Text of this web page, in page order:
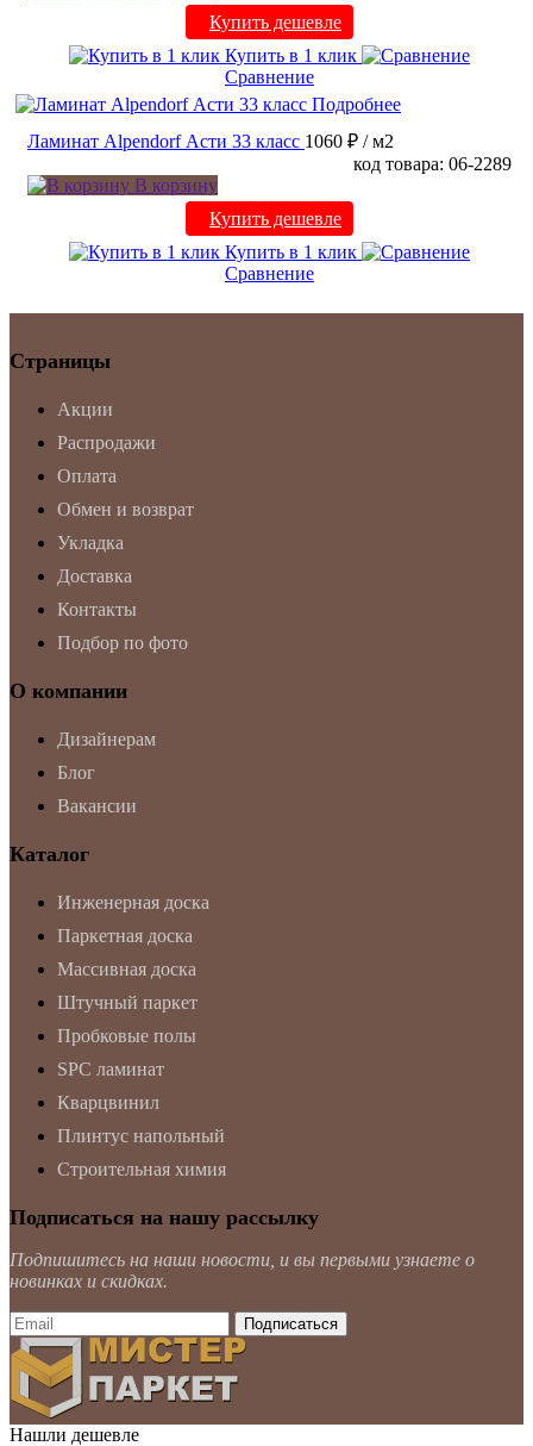
Купить дешевле
Купить в 1 клик
Сравнение
Подробнее
Ламинат Alpendorf Асти 33 класс 1060 ₽ / м2
код товара: 06-2289
В корзину
Купить дешевле
Купить в 1 клик
Сравнение
Страницы
Акции
Распродажи
Оплата
Обмен и возврат
Укладка
Доставка
Контакты
Подбор по фото
О компании
Дизайнерам
Блог
Вакансии
Каталог
Инженерная доска
Паркетная доска
Массивная доска
Штучный паркет
Пробковые полы
SPC ламинат
Кварцвинил
Плинтус напольный
Строительная химия
Подписаться на нашу рассылку
Подпишитесь на наши новости, и вы первыми узнаете о
новинках и скидках.
Нашли дешевле